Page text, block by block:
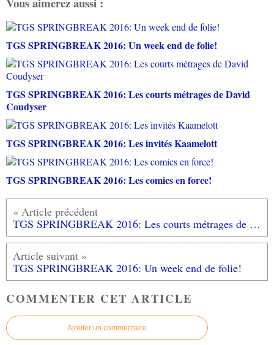
TGS SPRINGBREAK 2016: Un week end de folie!
TGS SPRINGBREAK 2016: Les courts métrages de David
Coudyser
TGS SPRINGBREAK 2016: Les invités Kaamelott
TGS SPRINGBREAK 2016: Les comics en force!
TGS SPRINGBREAK 2016: Les courts métrages de David Coudyser
TGS SPRINGBREAK 2016: Un week end de folie!
COMMENTER CET ARTICLE
Ajouter un commentaire